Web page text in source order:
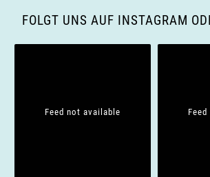
FOLGT UNS AUF INSTAGRAM
Feed not available